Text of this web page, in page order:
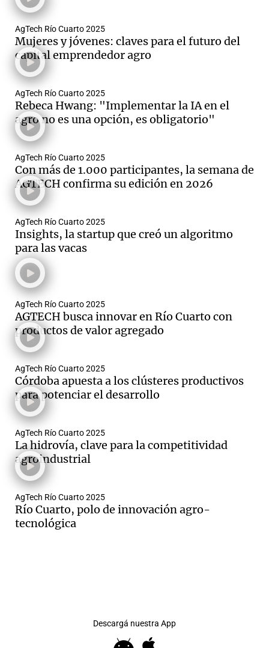
AgTech Río Cuarto 2025
Mujeres y jóvenes: claves para el futuro del
capital emprendedor agro
AgTech Río Cuarto 2025
Rebeca Hwang: "Implementar la IA en el
agro no es una opción, es obligatorio"
AgTech Río Cuarto 2025
Con más de 1.000 participantes, la semana de
AGTECH confirma su edición en 2026
AgTech Río Cuarto 2025
Insights, la startup que creó un algoritmo
para las vacas
AgTech Río Cuarto 2025
AGTECH busca innovar en Río Cuarto con
productos de valor agregado
AgTech Río Cuarto 2025
Córdoba apuesta a los clústeres productivos
para potenciar el desarrollo
AgTech Río Cuarto 2025
La hidrovía, clave para la competitividad
agroindustrial
AgTech Río Cuarto 2025
Río Cuarto, polo de innovación agro-
tecnológica
Descargá nuestra App
Notas
La Sole en